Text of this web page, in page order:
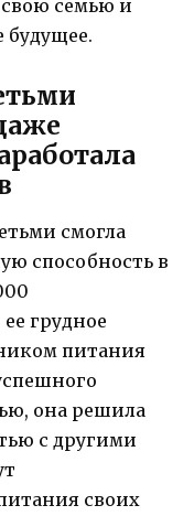
семью и
будущее.
смогла
способность в
грудное
питания
она решила
с другими
своих